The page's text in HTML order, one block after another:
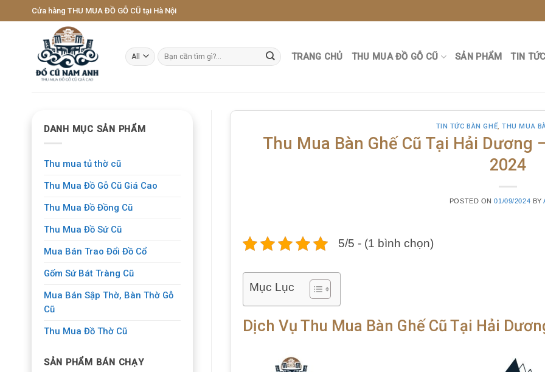
to
Cửa hàng THU MUA ĐỒ GỖ CŨ tại Hà Nội
Tìm
kiếm:
TRANG CHỦ THU MUA ĐỒ GỖ CŨ SẢN PHẨM TIN
DANH MỤC SẢN PHẨM
Thu mua tủ thờ cũ
Thu Mua Đồ Gỗ Cũ Giá Cao
Thu Mua Đồ Đồng Cũ
Thu Mua Đồ Sứ Cũ
Mua Bán Trao Đổi Đồ Cổ
Gốm Sứ Bát Tràng Cũ
Mua Bán Sập Thờ, Bàn Thờ Gỗ
Cũ
Thu Mua Đồ Thờ Cũ
SẢN PHẨM BÁN CHẠY
TIN TỨC BÀN GHẾ,THU MUA
Thu Mua Bàn Ghế Cũ Tại Hải Dương
2024
POSTED ON01/09/2024 BY
5/5 - (1 bình chọn)
Mục Lục
Dịch Vụ Thu Mua Bàn Ghế Cũ Tại Hải